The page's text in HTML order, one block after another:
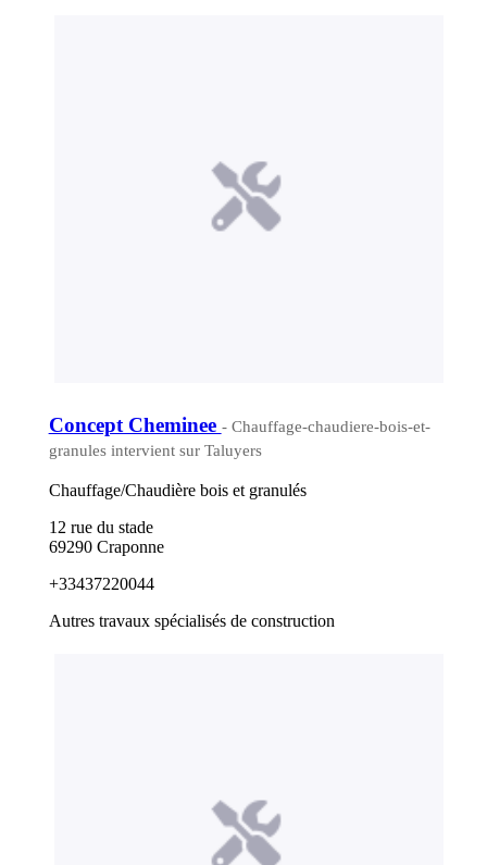
Concept Cheminee - Chauffage-chaudiere-bois-et-
granules intervient sur Taluyers
Chauffage/Chaudière bois et granulés
12 rue du stade
69290 Craponne
+33437220044
Autres travaux spécialisés de construction